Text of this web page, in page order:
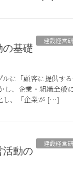
建設経営
に「顧客に提供す
、企業・組織全般
し、「企業が […]
建設経営